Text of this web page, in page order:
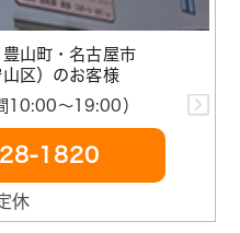
山町・名古屋市
山区）のお客様
10:00～19:00）
1820
休